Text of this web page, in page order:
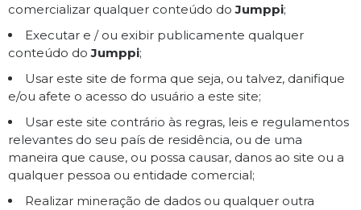
comercializar qualquer conteúdo doJumppi;
Executar e / ou exibir publicamente qualquer
conteúdo doJumppi;
Usar este site de forma que seja, ou talvez, danifique
e/ou afete o acesso do usuário a este site;
Usar este site contrário às regras, leis e regulamentos
relevantes do seu país de residência, ou de uma
maneira que cause, ou possa causar, danos ao site ou a
qualquer pessoa ou entidade comercial;
Realizar mineração de dados ou qualquer outra